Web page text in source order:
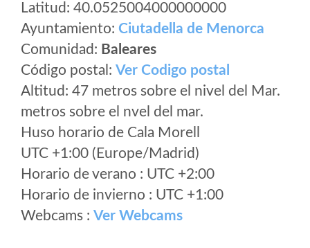
Latitud: 40.0525004000000000
Ayuntamiento: Ciutadella de Menorca
Comunidad: Baleares
Código postal: Ver Codigo postal
Altitud: 47 metros sobre el nivel del Mar.
metros sobre el nvel del mar.
Huso horario de Cala Morell
UTC +1:00 (Europe/Madrid)
Horario de verano : UTC +2:00
Horario de invierno : UTC +1:00
Webcams : Ver Webcams